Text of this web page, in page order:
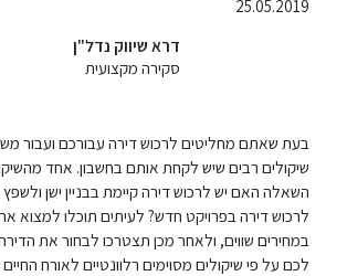
25.05.2019
דרא שיווק נדל"ן
סקירה מקצועית
בעת שאתם מחליטים לרכוש דירה עבורכם ועבור
שיקולים רבים שיש לקחת אותם בחשבון. אחד
השאלה האם יש לרכוש דירה קיימת בבניין ישן
לרכוש דירה בפרויקט חדש? לעיתים תוכלו למצוא
במחירים שווים, ולאחר מכן תצטרכו לבחור את
לכם על פי שיקולים מסוימים רלוונטיים לאורח